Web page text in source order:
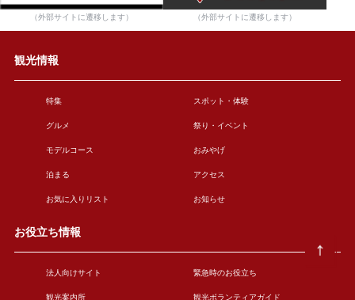
（外部サイトに遷移します） （外部サイトに遷移します）
観光情報
特集 スポット・体験
グルメ 祭り・イベント
モデルコース おみやげ
泊まる アクセス
お気に入りリスト お知らせ
お役立ち情報
法人向けサイト 緊急時のお役立ち
観光案内所 観光ボランティアガイド